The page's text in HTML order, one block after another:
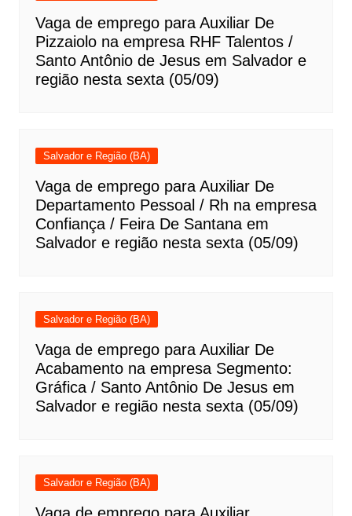
Vaga de emprego para Auxiliar De
Pizzaiolo na empresa RHF Talentos /
Santo Antônio de Jesus em Salvador e
região nesta sexta (05/09)
Salvador e Região (BA)
Vaga de emprego para Auxiliar De
Departamento Pessoal / Rh na empresa
Confiança / Feira De Santana em
Salvador e região nesta sexta (05/09)
Salvador e Região (BA)
Vaga de emprego para Auxiliar De
Acabamento na empresa Segmento:
Gráfica / Santo Antônio De Jesus em
Salvador e região nesta sexta (05/09)
Salvador e Região (BA)